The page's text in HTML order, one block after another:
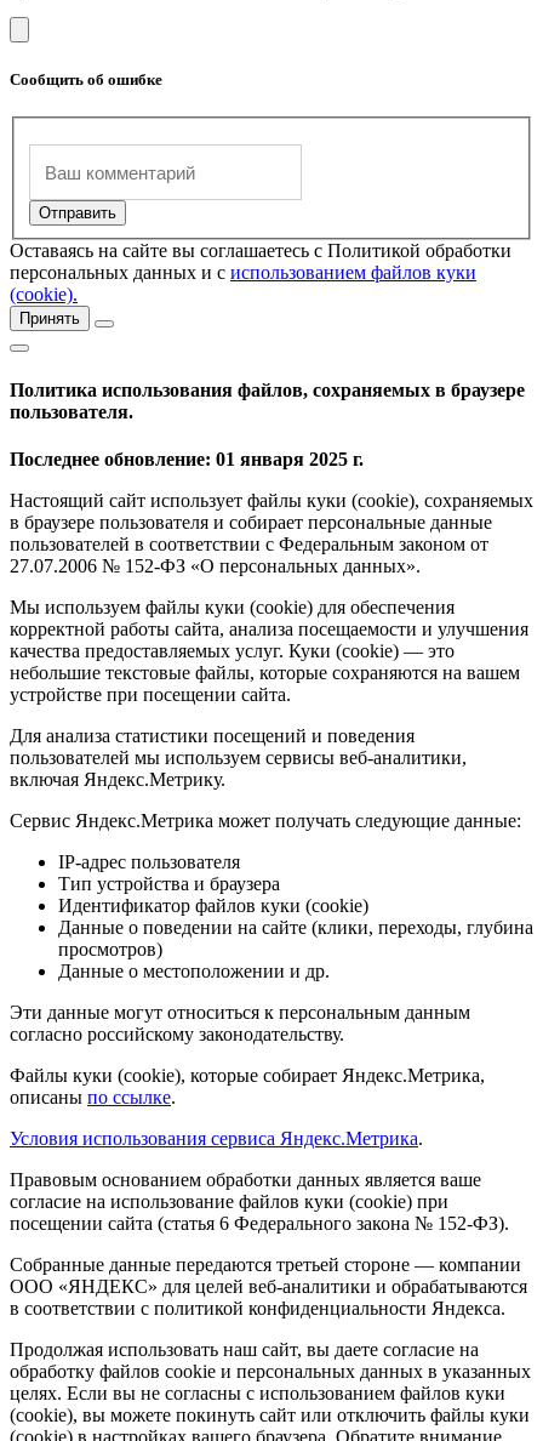
Сообщить об ошибке
Оставаясь на сайте вы соглашаетесь с Политикой обработки
персональных данных и с использованием файлов куки
(cookie).
Принять
Политика использования файлов, сохраняемых в браузере
пользователя.
Последнее обновление: 01 января 2025 г.
Настоящий сайт использует файлы куки (cookie), сохраняемых
в браузере пользователя и собирает персональные данные
пользователей в соответствии с Федеральным законом от
27.07.2006 № 152-ФЗ «О персональных данных».
Мы используем файлы куки (cookie) для обеспечения
корректной работы сайта, анализа посещаемости и улучшения
качества предоставляемых услуг. Куки (cookie) — это
небольшие текстовые файлы, которые сохраняются на вашем
устройстве при посещении сайта.
Для анализа статистики посещений и поведения
пользователей мы используем сервисы веб-аналитики,
включая Яндекс.Метрику.
Сервис Яндекс.Метрика может получать следующие данные:
IP-адрес пользователя
Тип устройства и браузера
Идентификатор файлов куки (cookie)
Данные о поведении на сайте (клики, переходы, глубина
просмотров)
Данные о местоположении и др.
Эти данные могут относиться к персональным данным
согласно российскому законодательству.
Файлы куки (cookie), которые собирает Яндекс.Метрика,
описаны по ссылке.
Условия использования сервиса Яндекс.Метрика.
Правовым основанием обработки данных является ваше
согласие на использование файлов куки (cookie) при
посещении сайта (статья 6 Федерального закона № 152-ФЗ).
Собранные данные передаются третьей стороне — компании
ООО «ЯНДЕКС» для целей веб-аналитики и обрабатываются
в соответствии с политикой конфиденциальности Яндекса.
Продолжая использовать наш сайт, вы даете согласие на
обработку файлов cookie и персональных данных в указанных
целях. Если вы не согласны с использованием файлов куки
(cookie), вы можете покинуть сайт или отключить файлы куки
(cookie) в настройках вашего браузера. Обратите внимание,